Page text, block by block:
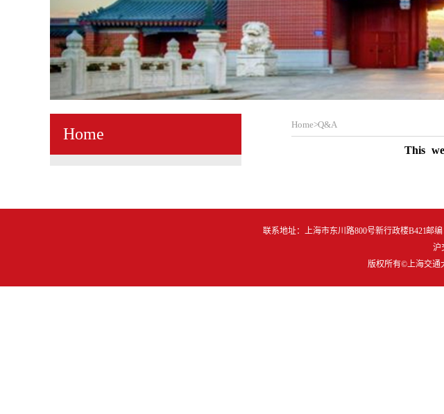
Home Home>Q&A
This
联系地址：上海市东川路800号新行政楼B421 邮编
沪
版权所有©上海交通